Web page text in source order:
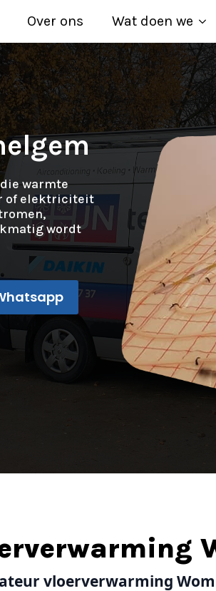
Over ons Wat doen we
warmte
of elektriciteit
wordt
vloerverwarming